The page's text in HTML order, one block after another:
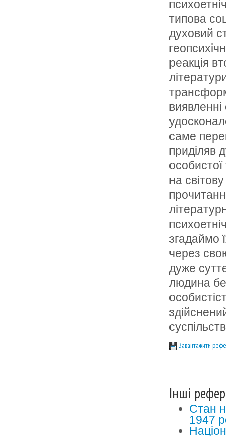
типова
духовий
реакція
саме
приділяв
на
згадаймо
через
дуже
людина
Завантажити
Інші
Стан
1947